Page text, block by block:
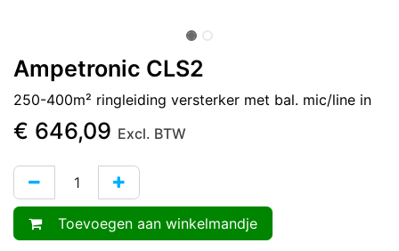
Ampetronic CLS2
250-400m² ringleiding versterker met bal. mic/line in
€ 646,09 Excl. BTW
Toevoegen aan winkelmandje